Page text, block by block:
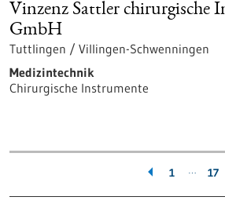
Vinzenz Sattler chirurgische
GmbH
Tuttlingen / Villingen-Schwenningen
Medizintechnik
Chirurgische Instrumente
1 … 17